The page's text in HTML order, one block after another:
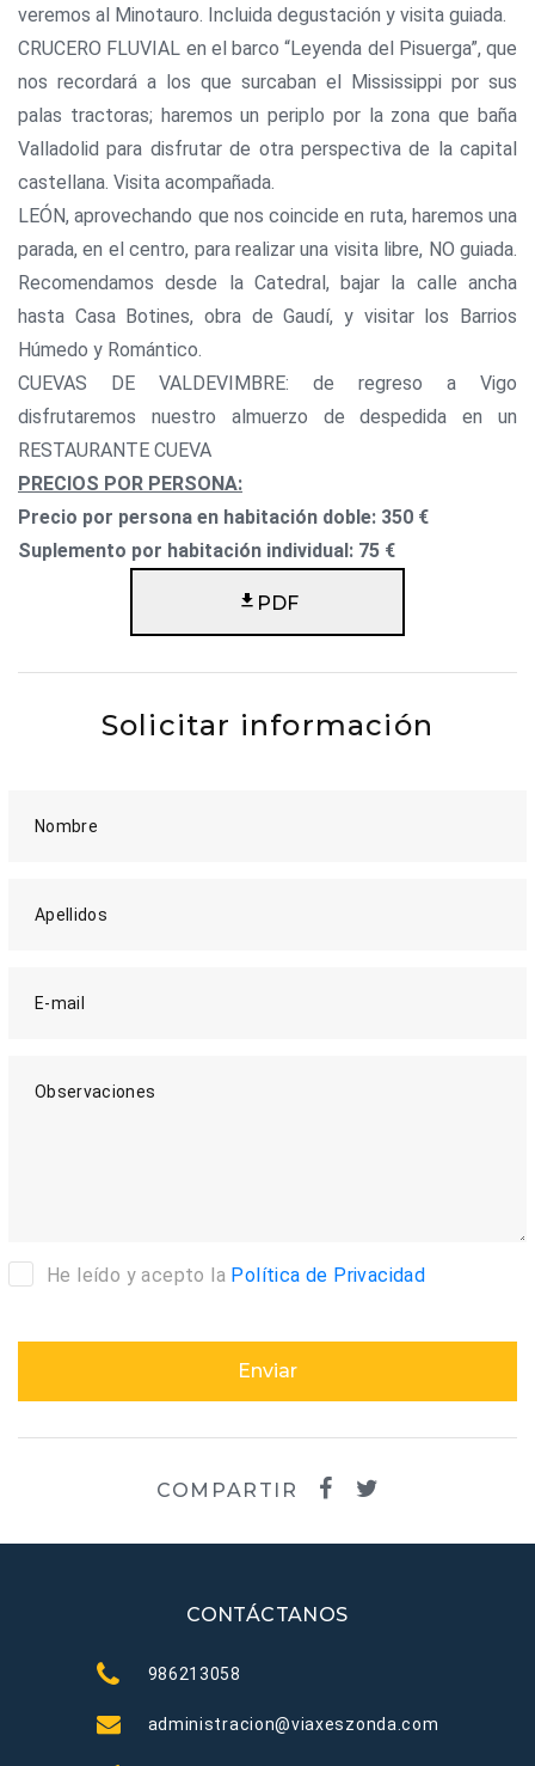
veremos al Minotauro. Incluida degustación y visita guiada.
CRUCERO FLUVIAL en el barco “Leyenda del Pisuerga”, que
nos recordará a los que surcaban el Mississippi por sus
palas tractoras; haremos un periplo por la zona que baña
Valladolid para disfrutar de otra perspectiva de la capital
castellana. Visita acompañada.
LEÓN, aprovechando que nos coincide en ruta, haremos una
parada, en el centro, para realizar una visita libre, NO guiada.
Recomendamos desde la Catedral, bajar la calle ancha
hasta Casa Botines, obra de Gaudí, y visitar los Barrios
Húmedo y Romántico.
CUEVAS DE VALDEVIMBRE: de regreso a Vigo
disfrutaremos nuestro almuerzo de despedida en un
RESTAURANTE CUEVA
PRECIOS POR PERSONA:
Precio por persona en habitación doble: 350 €
Suplemento por habitación individual: 75 €
PDF
Solicitar información
Nombre
Apellidos
E-mail
Observaciones
He leído y acepto la Política de Privacidad
Enviar
COMPARTIR
CONTÁCTANOS
986213058
administracion@viaxeszonda.com